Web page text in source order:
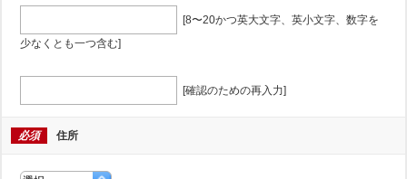
[8〜20かつ英大文字、英小文字、数字を
少なくとも一つ含む]
[確認のための再入力]
必須 住所